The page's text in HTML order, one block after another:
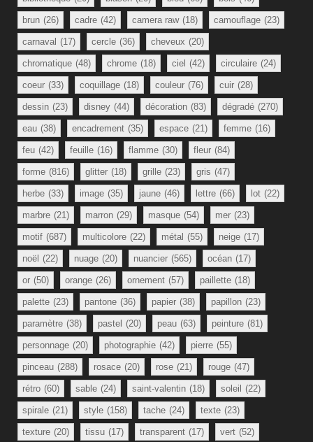
brun (26) cadre (42) camera raw (18) camouflage (23)
carnaval (17) cercle (36) cheveux (20)
chromatique (48) chrome (18) ciel (42) circulaire (24)
coeur (33) coquillage (18) couleur (76) cuir (28)
dessin (23) disney (44) décoration (83) dégradé (270)
eau (38) encadrement (35) espace (21) femme (16)
feu (42) feuille (16) flamme (30) fleur (84)
forme (816) glitter (18) grille (23) gris (47)
herbe (33) image (35) jaune (46) lettre (66) lot (22)
marbre (21) marron (29) masque (54) mer (23)
motif (687) multicolore (22) métal (55) neige (17)
noël (22) nuage (20) nuancier (565) océan (17)
or (50) orange (26) ornement (57) paillette (18)
palette (23) pantone (36) papier (38) papillon (23)
paramètre (38) pastel (20) peau (63) peinture (81)
personnage (20) photographie (42) pierre (55)
pinceau (288) rosace (20) rose (21) rouge (47)
rétro (60) sable (24) saint-valentin (18) soleil (22)
spirale (21) style (158) tache (24) texte (23)
texture (20) tissu (17) transparent (17) vert (52)